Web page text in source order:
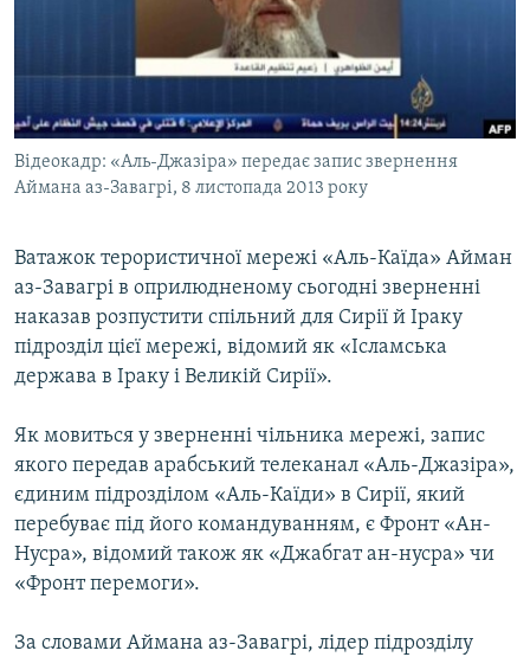
ПОДКАСТИ
КРИМ РЕАЛІЇ
УКР
КТАТ
ДОЛУЧАЙСЯ!
Усі сайти RFE/RL
Відеокадр: «Аль-Джазіра» передає запис звернення
Аймана аз-Завагрі, 8 листопада 2013 року
Ватажок терористичної мережі «Аль-Каїда» Айман
аз-Завагрі в оприлюдненому сьогодні зверненні
наказав розпустити спільний для Сирії й Іраку
підрозділ цієї мережі, відомий як «Ісламська
держава в Іраку і Великій Сирії».
Як мовиться у зверненні чільника мережі, запис
якого передав арабський телеканал «Аль-Джазіра»,
єдиним підрозділом «Аль-Каїди» в Сирії, який
перебуває під його командуванням, є Фронт «Ан-
Нусра», відомий також як «Джабгат ан-нусра» чи
«Фронт перемоги».
За словами Аймана аз-Завагрі, лідер підрозділу